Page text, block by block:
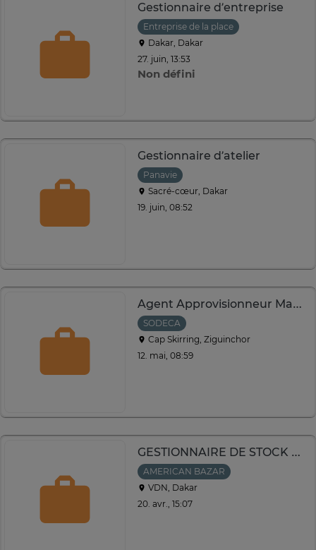
Gestionnaire d’entreprise
Entreprise de la place
Dakar, Dakar
27. juin, 13:53
Non défini
Gestionnaire d’atelier
Panavie
Sacré-cœur, Dakar
19. juin, 08:52
Agent Approvisionneur Matières Premières Locaux
SODECA
Cap Skirring, Ziguinchor
12. mai, 08:59
GESTIONNAIRE DE STOCK DE 3 ANS D'EXPERIENCE DANSLE DOMAINE
AMERICAN BAZAR
VDN, Dakar
20. avr., 15:07